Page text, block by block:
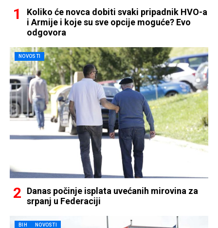
Koliko će novca dobiti svaki pripadnik HVO-a
i Armije i koje su sve opcije moguće? Evo
odgovora
NOVOSTI
Danas počinje isplata uvećanih mirovina za
srpanj u Federaciji
BIH NOVOSTI